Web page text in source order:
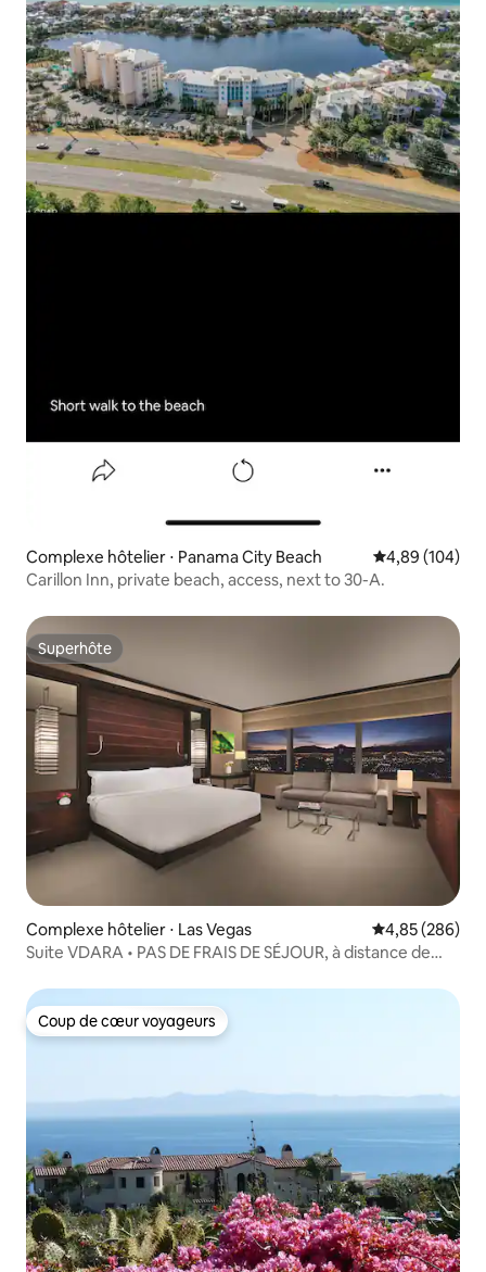
Complexe hôtelier ⋅ Panama City Beach Évaluation
4,89 (104)
Carillon Inn, private beach, access, next to 30-A.
Superhôte
Superhôte
Complexe hôtelier ⋅ Las Vegas Évaluation
4,85 (286)
Suite VDARA • PAS DE FRAIS DE SÉJOUR, à distance de
Coup de cœur voyageurs
Coup de cœur voyageurs